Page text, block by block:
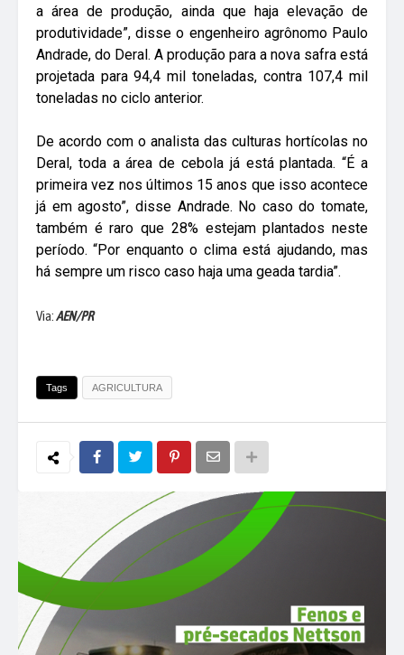
a área de produção, ainda que haja elevação de
produtividade”, disse o engenheiro agrônomo Paulo
Andrade, do Deral. A produção para a nova safra está
projetada para 94,4 mil toneladas, contra 107,4 mil
toneladas no ciclo anterior.
De acordo com o analista das culturas hortícolas no
Deral, toda a área de cebola já está plantada. “É a
primeira vez nos últimos 15 anos que isso acontece
já em agosto”, disse Andrade. No caso do tomate,
também é raro que 28% estejam plantados neste
período. “Por enquanto o clima está ajudando, mas
há sempre um risco caso haja uma geada tardia”.
Via:AEN/PR
Tags AGRICULTURA